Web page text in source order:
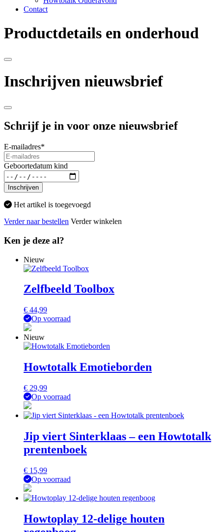
Contact
Productdetails en onderhoud
Inschrijven nieuwsbrief
Schrijf je in voor onze nieuwsbrief
E-mailadres*
Geboortedatum kind
Inschrijven
Het artikel is toegevoegd
Verder naar bestellen Verder winkelen
Ken je deze al?
Nieuw
Zelfbeeld Toolbox
€ 44,99
Op voorraad
Nieuw
Howtotalk Emotieborden
€ 29,99
Op voorraad
Jip viert Sinterklaas – een Howtotalk
prentenboek
€ 15,99
Op voorraad
Howtoplay 12-delige houten